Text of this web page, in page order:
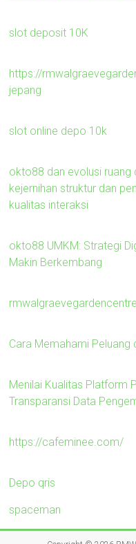
slot deposit 10K
https://
jepang
slot online depo 10k
okto88 dan evolusi ruang
kejernihan struktur dan
kualitas interaksi
okto88 UMKM: Strategi
Makin Berkembang
Cara Memahami Peluang
Menilai Kualitas Platform
Transparansi Data
https://cafeminee.com/
Depo qris
spaceman